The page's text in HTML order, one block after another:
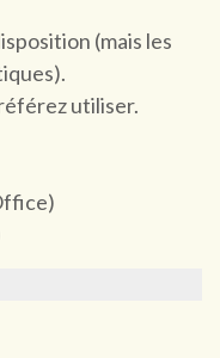
(mais les
utiliser.